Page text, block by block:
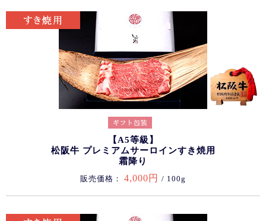
【A5等級】
松阪牛 プレミアムサーロインすき焼用
霜降り
販売価格： 4,000円 / 100g